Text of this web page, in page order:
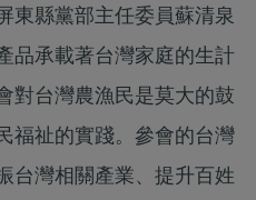
東縣黨部主任委員蘇清泉
品承載著台灣家庭的生計
對台灣農漁民是莫大的鼓
福祉的實踐。參會的台灣
台灣相關產業、提升百姓